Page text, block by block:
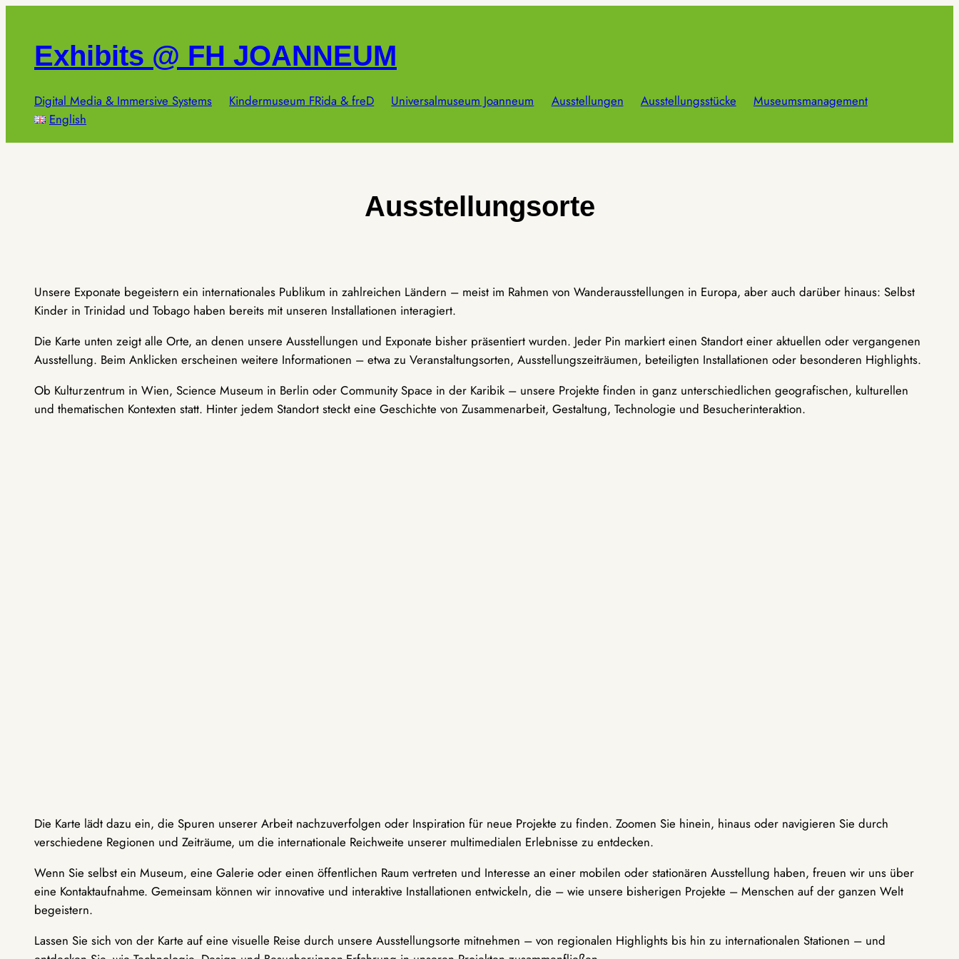
springenExhibits @ FH JOANNEUM
Digital Media & Immersive Systems Kindermuseum FRida & freD Universalmuseum Joanneum Ausstellungen Ausstellungsstücke
Museumsmanagement
English
Ausstellungsorte
Unsere Exponate begeistern ein internationales Publikum in zahlreichen Ländern – meist im Rahmen von Wanderausstellungen in Europa, aber auch darüber hinaus: Selbst
Kinder in Trinidad und Tobago haben bereits mit unseren Installationen interagiert.
Die Karte unten zeigt alle Orte, an denen unsere Ausstellungen und Exponate bisher präsentiert wurden. Jeder Pin markiert einen Standort einer aktuellen oder vergangenen
Ausstellung. Beim Anklicken erscheinen weitere Informationen – etwa zu Veranstaltungsorten, Ausstellungszeiträumen, beteiligten Installationen oder besonderen Highlights.
Ob Kulturzentrum in Wien, Science Museum in Berlin oder Community Space in der Karibik – unsere Projekte finden in ganz unterschiedlichen geografischen, kulturellen
und thematischen Kontexten statt. Hinter jedem Standort steckt eine Geschichte von Zusammenarbeit, Gestaltung, Technologie und Besucherinteraktion.
Die Karte lädt dazu ein, die Spuren unserer Arbeit nachzuverfolgen oder Inspiration für neue Projekte zu finden. Zoomen Sie hinein, hinaus oder navigieren Sie durch
verschiedene Regionen und Zeiträume, um die internationale Reichweite unserer multimedialen Erlebnisse zu entdecken.
Wenn Sie selbst ein Museum, eine Galerie oder einen öffentlichen Raum vertreten und Interesse an einer mobilen oder stationären Ausstellung haben, freuen wir uns über
eine Kontaktaufnahme. Gemeinsam können wir innovative und interaktive Installationen entwickeln, die – wie unsere bisherigen Projekte – Menschen auf der ganzen Welt
begeistern.
Lassen Sie sich von der Karte auf eine visuelle Reise durch unsere Ausstellungsorte mitnehmen – von regionalen Highlights bis hin zu internationalen Stationen – und